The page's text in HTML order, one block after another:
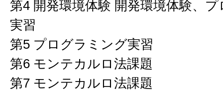
第4 開発環境体験 開発環境体験、
実習
第5 プログラミング実習
第6 モンテカルロ法課題
第7 モンテカルロ法課題